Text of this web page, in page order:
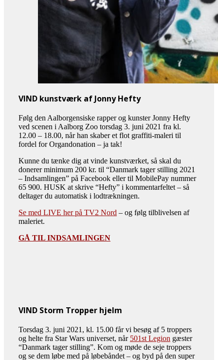
VIND kunstværk af Jonny Hefty
Følg den Aalborgensiske rapper og kunster Jonny Hefty
ved scenen i Aalborg Zoo torsdag 3. juni 2021 fra kl.
12.00 – 18.00, når han skaber et flot graffiti-maleri til
fordel for Organdonation – ja tak!
Kunne du tænke dig at vinde kunstværket, så skal du
donerer minimum 200 kr. til “Danmark tager stilling 2021
– Indsamlingen” på Facebook eller til MobilePay nummer
65 900. HUSK at skrive “Hefty” i kommentarfeltet – så
deltager du automatisk i lodtrækningen.
Se med LIVE her på TV2 Nord – og følg tilblivelsen af
maleriet.
GÅ TIL INDSAMLINGEN
VIND Storm Tropper hjelm
Torsdag 3. juni 2021, kl. 15.00 får vi besøg af 5 troppers
og helte fra Star Wars universet, når 501st Legion gæster
“Danmark tager stilling”. Kom og møde de seje troppers
og se dem løbe med på løbebåndet – og byd på den super